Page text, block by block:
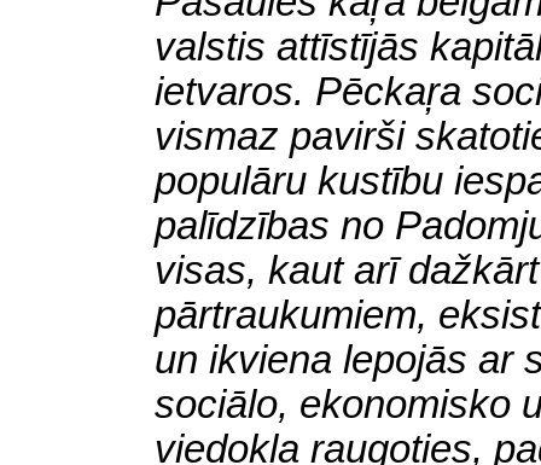
valstis attīstījās
ietvaros. Pēckaŗa
vismaz pavirši
populāru kustību
palīdzības no
visas, kaut arī
pārtraukumiem,
un ikviena lepojās ar
sociālo, ekonomisko
viedokļa raugoties,